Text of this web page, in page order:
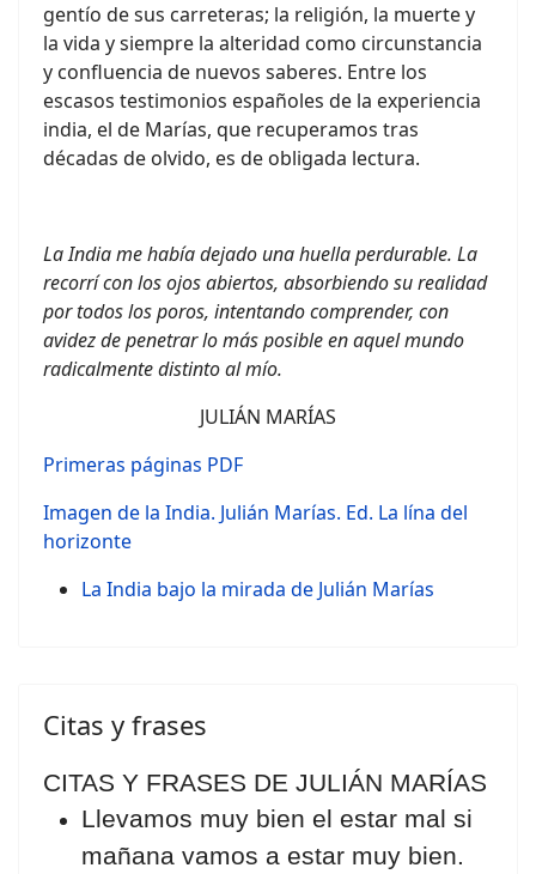
gentío de sus carreteras; la religión, la muerte y
la vida y siempre la alteridad como circunstancia
y confluencia de nuevos saberes. Entre los
escasos testimonios españoles de la experiencia
india, el de Marías, que recuperamos tras
décadas de olvido, es de obligada lectura.
La India me había dejado una huella perdurable. La
recorrí con los ojos abiertos, absorbiendo su realidad
por todos los poros, intentando comprender, con
avidez de penetrar lo más posible en aquel mundo
radicalmente distinto al mío.
JULIÁN MARÍAS
Primeras páginas PDF
Imagen de la India. Julián Marías. Ed. La lína del
horizonte
La India bajo la mirada de Julián Marías
Citas y frases
CITAS Y FRASES DE JULIÁN MARÍAS
Llevamos muy bien el estar mal si
mañana vamos a estar muy bien.